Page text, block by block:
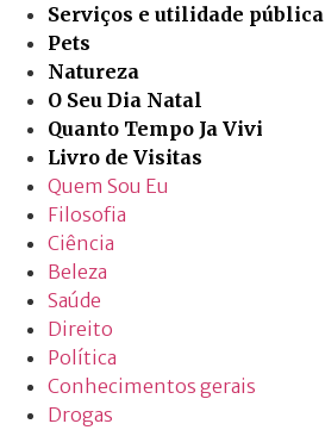
Serviços e utilidade pública
Pets
Natureza
O Seu Dia Natal
Quanto Tempo Ja Vivi
Livro de Visitas
Quem Sou Eu
Filosofia
Ciência
Beleza
Saúde
Direito
Política
Conhecimentos gerais
Drogas